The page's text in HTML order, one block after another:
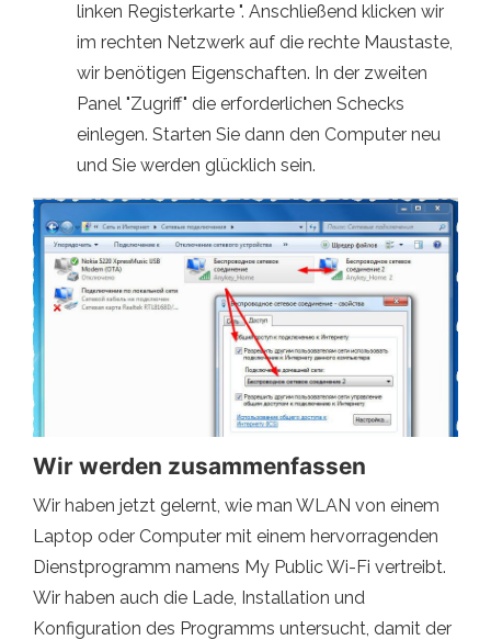
linken Registerkarte ". Anschließend klicken wir
im rechten Netzwerk auf die rechte Maustaste,
wir benötigen Eigenschaften. In der zweiten
Panel "Zugriff" die erforderlichen Schecks
einlegen. Starten Sie dann den Computer neu
und Sie werden glücklich sein.
Wir werden zusammenfassen
Wir haben jetzt gelernt, wie man WLAN von einem
Laptop oder Computer mit einem hervorragenden
Dienstprogramm namens My Public Wi-Fi vertreibt.
Wir haben auch die Lade, Installation und
Konfiguration des Programms untersucht, damit der